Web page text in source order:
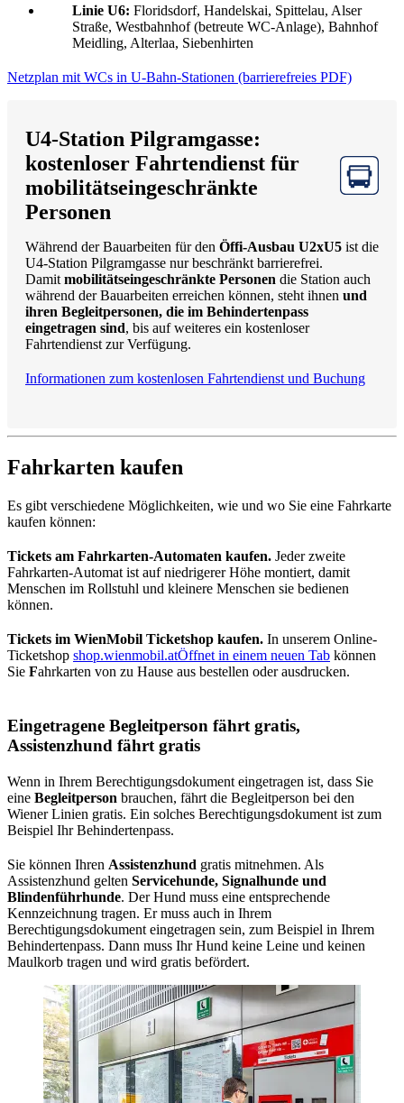
Linie U6: Floridsdorf, Handelskai, Spittelau, Alser
Straße, Westbahnhof (betreute WC-Anlage), Bahnhof
Meidling, Alterlaa, Siebenhirten
Netzplan mit WCs in U-Bahn-Stationen (barrierefreies PDF)
U4-Station Pilgramgasse:
kostenloser Fahrtendienst für
mobilitätseingeschränkte
Personen
Während der Bauarbeiten für den Öffi-Ausbau U2xU5 ist die
U4-Station Pilgramgasse nur beschränkt barrierefrei.
Damit mobilitätseingeschränkte Personen die Station auch
während der Bauarbeiten erreichen können, steht ihnen und
ihren Begleitpersonen, die im Behindertenpass
eingetragen sind, bis auf weiteres ein kostenloser
Fahrtendienst zur Verfügung.
Informationen zum kostenlosen Fahrtendienst und Buchung
Fahrkarten kaufen
Es gibt verschiedene Möglichkeiten, wie und wo Sie eine Fahrkarte
kaufen können:
Tickets am Fahrkarten-Automaten kaufen. Jeder zweite
Fahrkarten-Automat ist auf niedrigerer Höhe montiert, damit
Menschen im Rollstuhl und kleinere Menschen sie bedienen
können.
Tickets im WienMobil Ticketshop kaufen. In unserem Online-
Ticketshop shop.wienmobil.atÖffnet in einem neuen Tab können
Sie Fahrkarten von zu Hause aus bestellen oder ausdrucken.
Eingetragene Begleitperson fährt gratis,
Assistenzhund fährt gratis
Wenn in Ihrem Berechtigungsdokument eingetragen ist, dass Sie
eine Begleitperson brauchen, fährt die Begleitperson bei den
Wiener Linien gratis. Ein solches Berechtigungsdokument ist zum
Beispiel Ihr Behindertenpass.
Sie können Ihren Assistenzhund gratis mitnehmen. Als
Assistenzhund gelten Servicehunde, Signalhunde und
Blindenführhunde. Der Hund muss eine entsprechende
Kennzeichnung tragen. Er muss auch in Ihrem
Berechtigungsdokument eingetragen sein, zum Beispiel in Ihrem
Behindertenpass. Dann muss Ihr Hund keine Leine und keinen
Maulkorb tragen und wird gratis befördert.